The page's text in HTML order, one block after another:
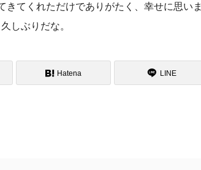
てくれただけでありがたく、幸せに思いま
しぶりだな。
Hatena LINE